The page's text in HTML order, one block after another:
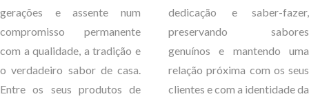
gerações e assente num
compromisso permanente
com a qualidade, a tradição e
o verdadeiro sabor de casa.
Entre os seus produtos de
dedicação e saber-fazer,
preservando sabores
genuínos e mantendo uma
relação próxima com os seus
clientes e com a identidade da